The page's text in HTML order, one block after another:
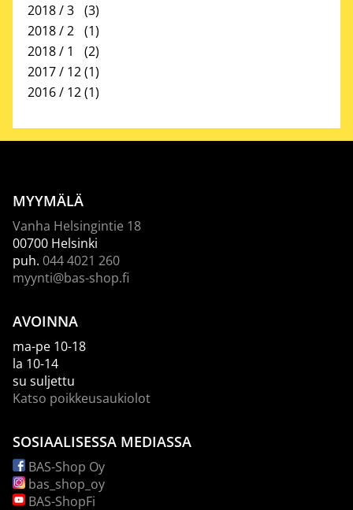
2018 / 3 (3)
2018 / 2 (1)
2018 / 1
(2)
2017 / 12(1)
2016 / 12(1)
MYYMÄLÄ
Vanha Helsingintie 18
00700 Helsinki
puh. 044 4021 260
myynti@bas-shop.fi
AVOINNA
ma-pe 10-18
la 10-14
su suljettu
Katso poikkeusaukiolot
SOSIAALISESSA MEDIASSA
BAS-Shop Oy
bas_shop_oy
BAS-ShopFi